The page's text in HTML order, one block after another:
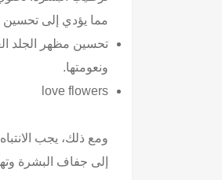
مما يؤدي إلى تحسين
تحسين مظهر الجلد
ونعومتها.
love flowers
ومع ذلك، يجب
إلى جفاف البشرة